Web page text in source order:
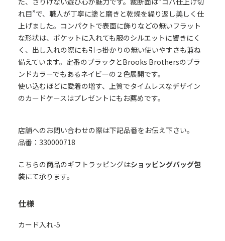
れ目”で、職人が丁寧に塗と磨きと乾燥を繰り返し美しく仕
上げました。コンパクトで表面に飾りなどの無いフラット
な形状は、ポケットに入れても服のシルエットに響きにく
く、出し入れの際にも引っ掛かりの無い使いやすさも兼ね
備えています。定番のブラックとBrooks Brothersのブラ
ンドカラーでもあるネイビーの２色展開です。
使い込むほどに愛着の増す、上質でタイムレスなデザイン
のカードケースはプレゼントにもお薦めです。
店舗へのお問い合わせの際は下記品番をお伝え下さい。
品番：330000718
こちらの商品のギフトラッピングはショッピングバッグ包
装にて承ります。
仕様
カード入れ-5